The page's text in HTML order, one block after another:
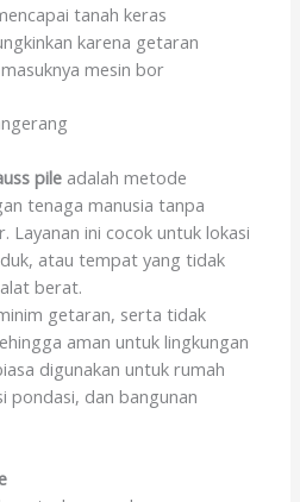
tanah keras
karena getaran
mesin bor
pile adalah metode
tenaga manusia tanpa
Layanan ini cocok untuk lokasi
atau tempat yang tidak
berat.
getaran, serta tidak
aman untuk lingkungan
digunakan untuk rumah
pondasi, dan bangunan